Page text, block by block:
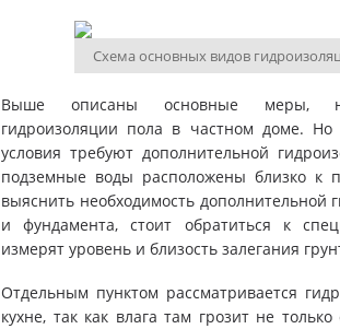
Схема основных видов
Выше описаны основные меры,
гидроизоляции пола в частном доме.
условия требуют дополнительной
подземные воды расположены близко к
выяснить необходимость дополнительной
и фундамента, стоит обратиться к
измерят уровень и близость залегания
Отдельным пунктом рассматривается
кухне, так как влага там грозит не